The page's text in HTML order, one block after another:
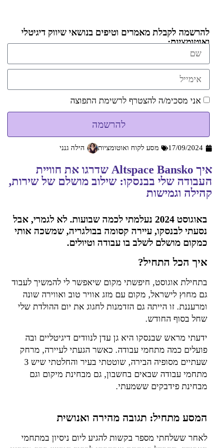
להרשמה לקבלת מאמרים וטיפים בנושאי שיווק דיגיטלי
ואוטומציות:
אני מסכימ/ה להצטרף לרשימת התפוצה
להרשמה
17/09/2024 מסע לקוח ואוטומציות הילה גנני
איך Altspace Bansko שדרגו את חוויית
העבודה שלי בבנסקו: שילוב מושלם של שירות,
קהילה וגמישות
באוגוסט 2024 נעלמתי לכמה שבועות. לא לגמרי, אבל
נסעתי לבנסקו, עיירה קסומה בבולגריה, שמשכה אותי
כמקום מושלם לשלב בו עבודה וטיולים.
איך הכל התחיל?
בתחילת אוגוסט, חיפשתי מקום שיאפשר לי להמשיך לעבוד
גם מחוץ לישראל, מקום עם מזג אוויר טוב ואווירה שונה
ומרעננת. זו הייתה גם הזדמנות לחגוג את יום ההולדת שלי
שחל בסוף החודש.
ידעתי מראש שבנסקו היא גן עדן לנוודים דיגיטליים ובה
פועלים כמה מתחמי עבודה. כאשר הגעתי לעיירה, מרחק
שעתיים מסופיה הבירה, שוטטתי בעיר והחלטתי שיש 3
מתחמי עבודה שבאים בחשבון, גם מבחינת מיקום וגם
מבחינת פידבקים ששמעתי.
המסע מתחיל: תגובה מהירה ואנושית
לאחר ששלחתי מספר בקשות להגיע ליום ניסיון במתחמי